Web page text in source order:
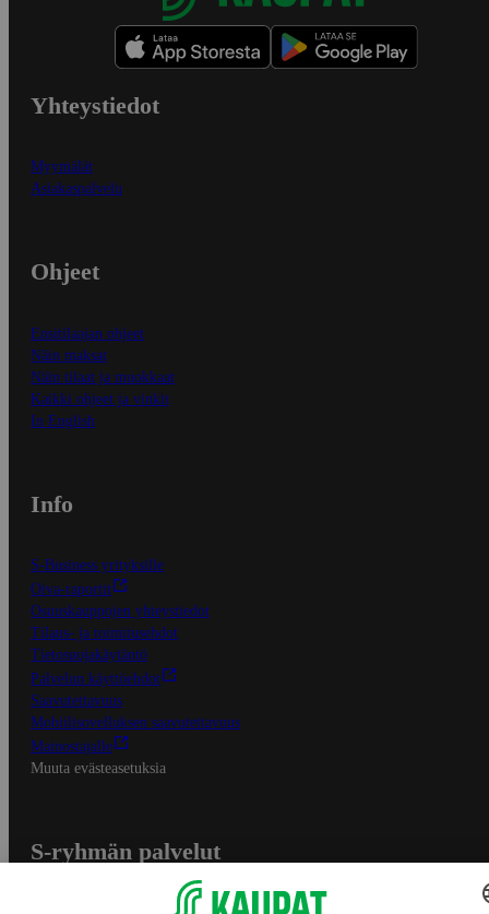
Yhteystiedot
Myymälät
Asiakaspalvelu
Ohjeet
Ensitilaajan ohjeet
Näin maksat
Näin tilaat ja muokkaat
Kaikki ohjeet ja vinkit
In English
Info
S-Business yrityksille
Oiva-raportit
Osuuskauppojen yhteystiedot
Tilaus- ja toimitusehdot
Tietosuojakäytäntö
Palvelun käyttöehdot
Saavutettavuus
Mobiilisovelluksen saavutettavuus
Mainostajalle
Muuta evästeasetuksia
S-ryhmän palvelut